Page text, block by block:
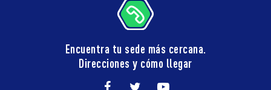
Encuentra tu sede más cercana.
Direcciones y cómo llegar